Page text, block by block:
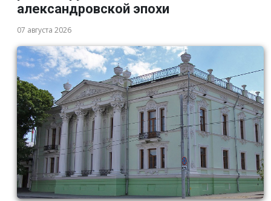
александровской эпохи
07 августа 2026